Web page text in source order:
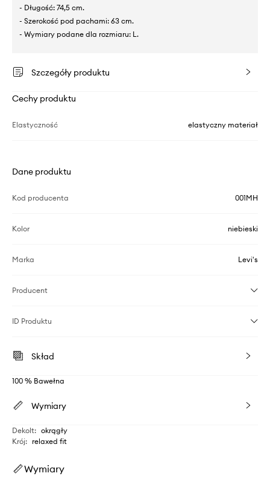
- Długość: 74,5 cm.
- Szerokość pod pachami: 63 cm.
- Wymiary podane dla rozmiaru: L.
Szczegóły produktu
Cechy produktu
Elastyczność elastyczny materiał
Dane produktu
Kod producenta 001MH
Kolor niebieski
Marka Levi's
Producent
ID Produktu
Skład
100 % Bawełna
Wymiary
Dekolt: okrągły
Krój: relaxed fit
Wymiary